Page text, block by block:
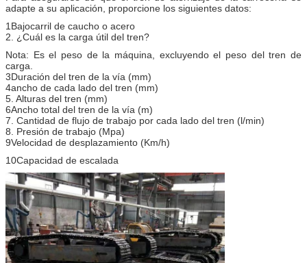
adapte a su aplicación, proporcione los siguientes datos:
1Bajocarril de caucho o acero
2. ¿Cuál es la carga útil del tren?
Nota: Es el peso de la máquina, excluyendo el peso del tren de
carga.
3Duración del tren de la vía (mm)
4ancho de cada lado del tren (mm)
5. Alturas del tren (mm)
6Ancho total del tren de la vía (m)
7. Cantidad de flujo de trabajo por cada lado del tren (l/min)
8. Presión de trabajo (Mpa)
9Velocidad de desplazamiento (Km/h)
10Capacidad de escalada